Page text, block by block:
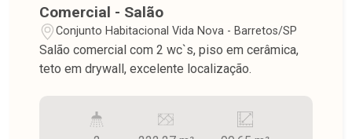
Comercial - Salão
Conjunto Habitacional Vida Nova - Barretos/SP
Salão comercial com 2 wc`s, piso em cerâmica,
teto em drywall, excelente localização.